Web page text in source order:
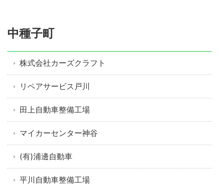
中種子町
株式会社カーズクラフト
リペアサービス戸川
田上自動車整備工場
マイカーセンター神谷
(有)浦邊自動車
平川自動車整備工場